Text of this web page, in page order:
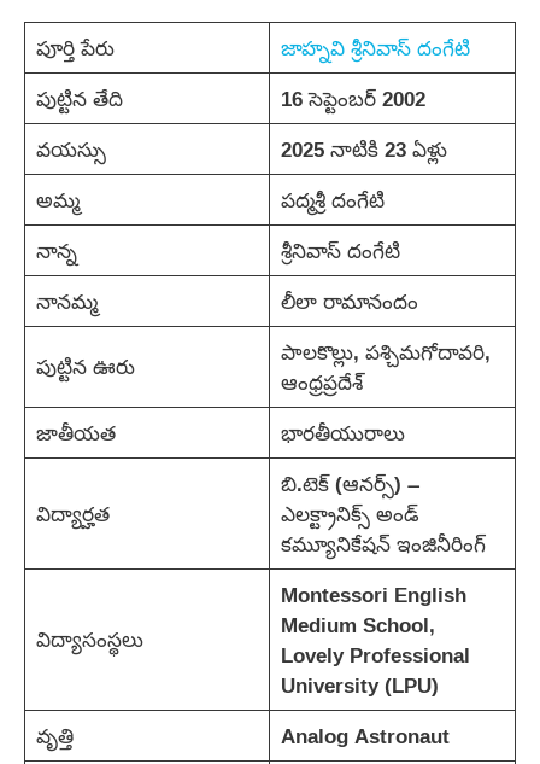
పూర్తి పేరు
జాహ్నవి శ్రీనివాస్ దంగేటి
పుట్టిన తేది
16 సెప్టెంబర్ 2002
వయస్సు
2025 నాటికి 23 ఏళ్లు
అమ్మ
పద్మశ్రీ దంగేటి
నాన్న
శ్రీనివాస్ దంగేటి
నానమ్మ
లీలా రామానందం
పుట్టిన ఊరు
పాలకొల్లు, పశ్చిమగోదావరి,
ఆంధ్రప్రదేశ్
జాతీయత
భారతీయురాలు
విద్యార్హత
బి.టెక్ (ఆనర్స్) –
ఎలక్ట్రానిక్స్ అండ్
కమ్యూనికేషన్ ఇంజినీరింగ్
విద్యాసంస్థలు
Montessori English
Medium School,
Lovely Professional
University (LPU)
వృత్తి
Analog Astronaut